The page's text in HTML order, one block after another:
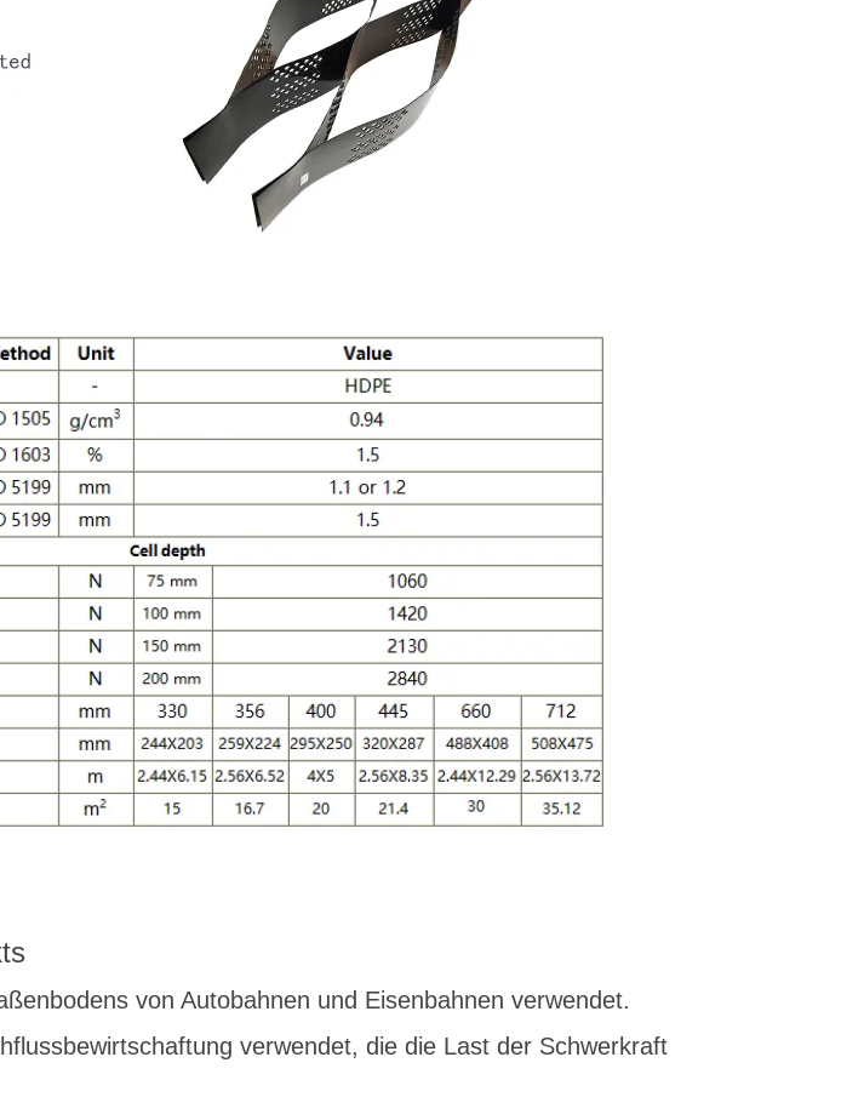
von Autobahnen und Eisenbahnen verwendet.
verwendet, die die Last der Schwerkraft